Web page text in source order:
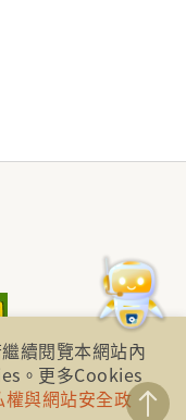
著作權所有
號17樓(崇聖大樓)
續閱覽本網站內
。更多Cookies
權與網站安全政